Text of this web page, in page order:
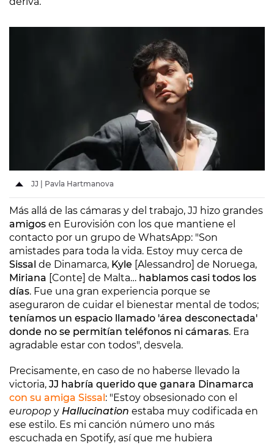
JJ | Pavla Hartmanova
Más allá de las cámaras y del trabajo, JJ hizo grandes
amigos en Eurovisión con los que mantiene el
contacto por un grupo de WhatsApp: "Son
amistades para toda la vida. Estoy muy cerca de
Sissal de Dinamarca, Kyle [Alessandro] de Noruega,
Miriana [Conte] de Malta… hablamos casi todos los
días. Fue una gran experiencia porque se
aseguraron de cuidar el bienestar mental de todos;
teníamos un espacio llamado 'área desconectada'
donde no se permitían teléfonos ni cámaras. Era
agradable estar con todos", desvela.
Precisamente, en caso de no haberse llevado la
victoria, JJ habría querido que ganara Dinamarca
con su amiga Sissal: "Estoy obsesionado con el
europop y Hallucination estaba muy codificada en
ese estilo. Es mi canción número uno más
escuchada en Spotify, así que me hubiera